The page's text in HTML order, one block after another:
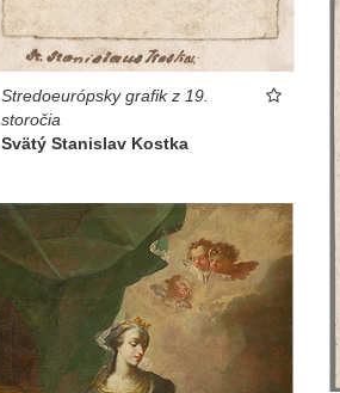
Stredoeurópsky grafik z 19.
storočia
Svätý Stanislav Kostka